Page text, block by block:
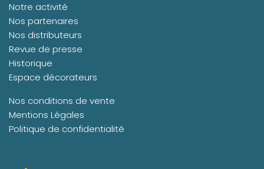
Notre activité
Nos partenaires
Nos distributeurs
Revue de presse
Historique
Espace décorateurs
Nos conditions de vente
Mentions Légales
Politique de confidentialité